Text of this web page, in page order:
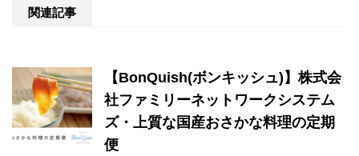
関連記事
【BonQuish(ボンキッシュ)】株式会
社ファミリーネットワークシステム
ズ・上質な国産おさかな料理の定期
便